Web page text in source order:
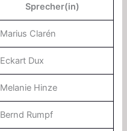
Sprecher(in)
Marius Clarén
Eckart Dux
Melanie Hinze
Bernd Rumpf